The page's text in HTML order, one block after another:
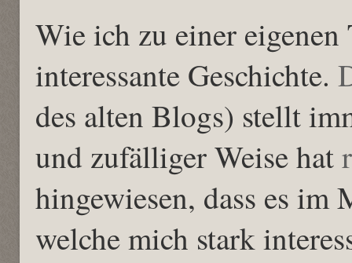
Wie ich zu einer
interessante Geschichte.
des alten Blogs) stellt
und zufälliger Weise hat
hingewiesen, dass es
welche mich stark